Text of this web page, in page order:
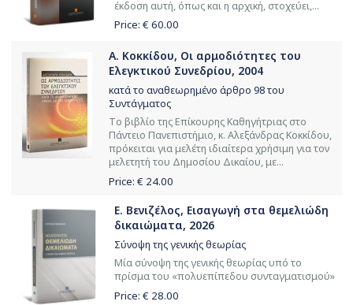
έκδοση αυτή, όπως και η αρχική, στοχεύει,...
Price: € 60.00
Α. Κοκκίδου, Οι αρμοδιότητες του
Ελεγκτικού Συνεδρίου, 2004
κατά το αναθεωρημένο άρθρο 98 του
Συντάγματος
Tο βιβλίο της Επίκουρης Καθηγήτριας στο
Πάντειο Πανεπιστήμιο, κ. Αλεξάνδρας Κοκκίδου,
πρόκειται για μελέτη ιδιαίτερα χρήσιμη για τον
μελετητή του Δημοσίου Δικαίου, με...
Price: € 24.00
Ε. Βενιζέλος, Εισαγωγή στα θεμελιώδη
δικαιώματα, 2026
Σύνοψη της γενικής θεωρίας
Μία σύνοψη της γενικής θεωρίας υπό το
πρίσμα του «πολυεπίπεδου συνταγματισμού»
Price: € 28.00